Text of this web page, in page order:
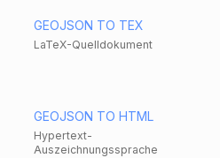
GEOJSON TO TEX
LaTeX-Quelldokument
GEOJSON TO HTML
Hypertext-
Auszeichnungssprache